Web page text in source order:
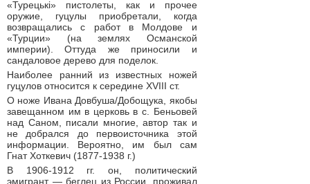
«Турецькі» пистолеты, как и прочее
оружие, гуцулы приобретали, когда
возвращались с работ в Молдове и
«Турции» (на землях Османской
империи). Оттуда же приносили и
сандаловое дерево для поделок.
Наиболее ранний из известных ножей
гуцулов относится к середине XVIII ст.
О ноже Ивана Довбуша/Добощука, якобы
завещанном им в церковь в с. Беньовей
над Саном, писали многие, автор так и
не добрался до первоисточника этой
информации. Вероятно, им был сам
Гнат Хоткевич (1877-1938 г.)
В 1906-1912 гг. он, политический
эмигрант — беглец из России, проживал